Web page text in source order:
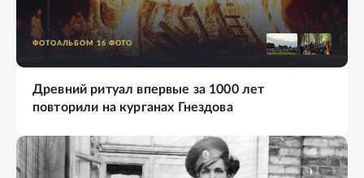
ФОТОАЛЬБОМ 16ФОТО
Древний ритуал впервые за 1000 лет
повторили на курганах Гнездова